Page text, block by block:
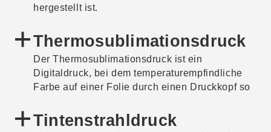
hergestellt ist.
Thermosublimationsdruck
Der Thermosublimationsdruck ist ein
Digitaldruck, bei dem temperaturempfindliche
Farbe auf einer Folie durch einen Druckkopf so
dem Papier verbindet. Drucke dieser Art können
auf verschiedenen weiteren Materialien
Tintenstrahldruck